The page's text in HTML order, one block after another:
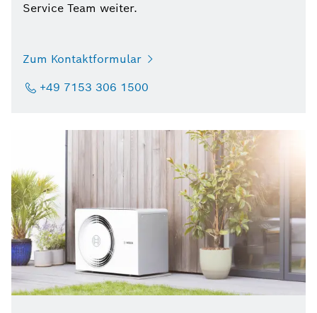
Service Team weiter.
Zum Kontaktformular
+49 7153 306 1500